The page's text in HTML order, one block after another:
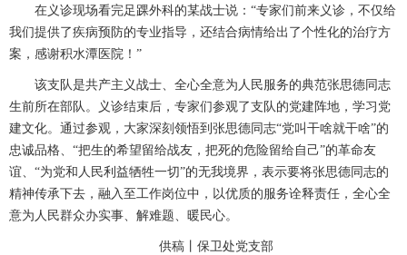
在义诊现场看完足踝外科的某战士说： “专家们前来义诊，不仅给
我们提供了疾病预防的专业指导，还结合病情给出了个性化的治疗方
案，感谢积水潭医院！”
该支队是共产主义战士、全心全意为人民服务的典范张思德同志
生前所在部队。义诊结束后，专家们参观了支队的党建阵地，学习党
建文化。通过参观，大家深刻领悟到张思德同志“党叫干啥就干啥”的
忠诚品格、“把生的希望留给战友，把死的危险留给自己”的革命友
谊、“为党和人民利益牺牲一切”的无我境界，表示要将张思德同志的
精神传承下去，融入至工作岗位中，以优质的服务诠释责任，全心全
意为人民群众办实事、解难题、暖民心。
供稿丨保卫处党支部